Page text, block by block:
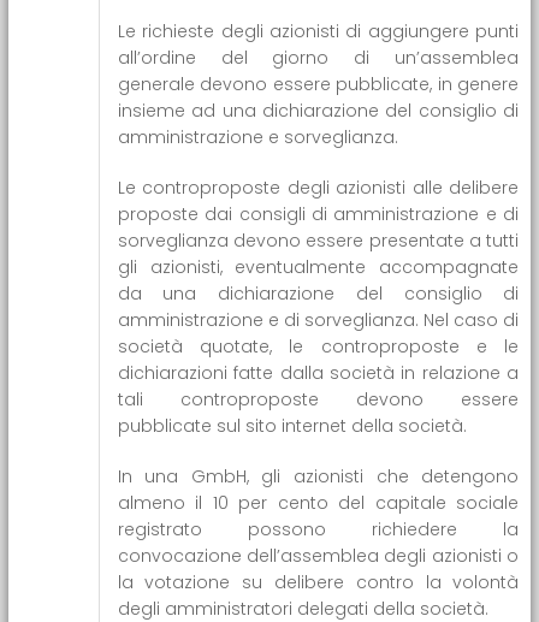
Le richieste degli azionisti di aggiungere punti
all’ordine del giorno di un’assemblea
generale devono essere pubblicate, in genere
insieme ad una dichiarazione del consiglio di
amministrazione e sorveglianza.
Le controproposte degli azionisti alle delibere
proposte dai consigli di amministrazione e di
sorveglianza devono essere presentate a tutti
gli azionisti, eventualmente accompagnate
da una dichiarazione del consiglio di
amministrazione e di sorveglianza. Nel caso di
società quotate, le controproposte e le
dichiarazioni fatte dalla società in relazione a
tali controproposte devono essere
pubblicate sul sito internet della società.
In una GmbH, gli azionisti che detengono
almeno il 10 per cento del capitale sociale
registrato possono richiedere la
convocazione dell’assemblea degli azionisti o
la votazione su delibere contro la volontà
degli amministratori delegati della società.